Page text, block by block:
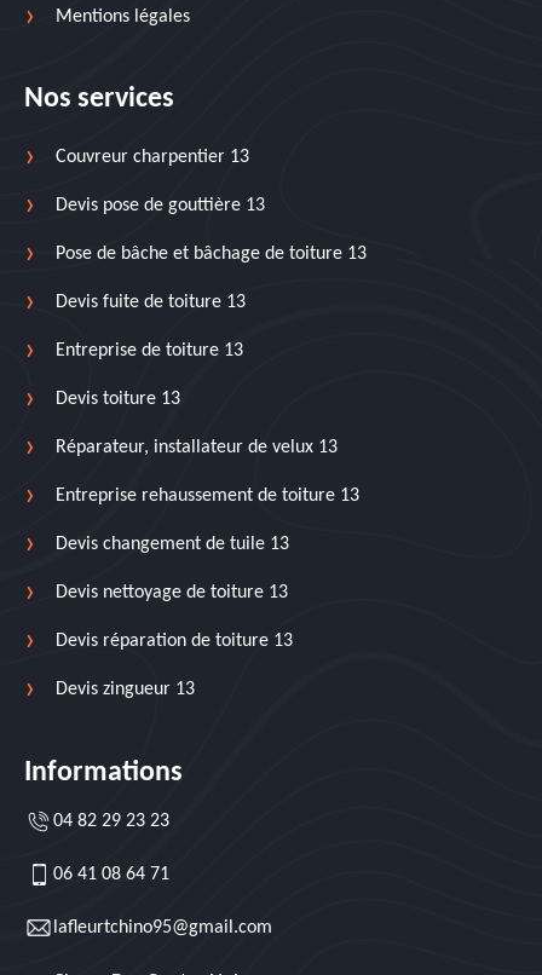
Mentions légales
Nos services
Couvreur charpentier 13
Devis pose de gouttière 13
Pose de bâche et bâchage de toiture 13
Devis fuite de toiture 13
Entreprise de toiture 13
Devis toiture 13
Réparateur, installateur de velux 13
Entreprise rehaussement de toiture 13
Devis changement de tuile 13
Devis nettoyage de toiture 13
Devis réparation de toiture 13
Devis zingueur 13
Informations
04 82 29 23 23
06 41 08 64 71
lafleurtchino95@gmail.com